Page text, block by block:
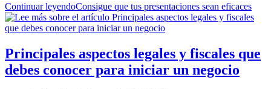
Continuar leyendoConsigue que tus presentaciones sean eficaces
Principales aspectos legales y fiscales que
debes conocer para iniciar un negocio